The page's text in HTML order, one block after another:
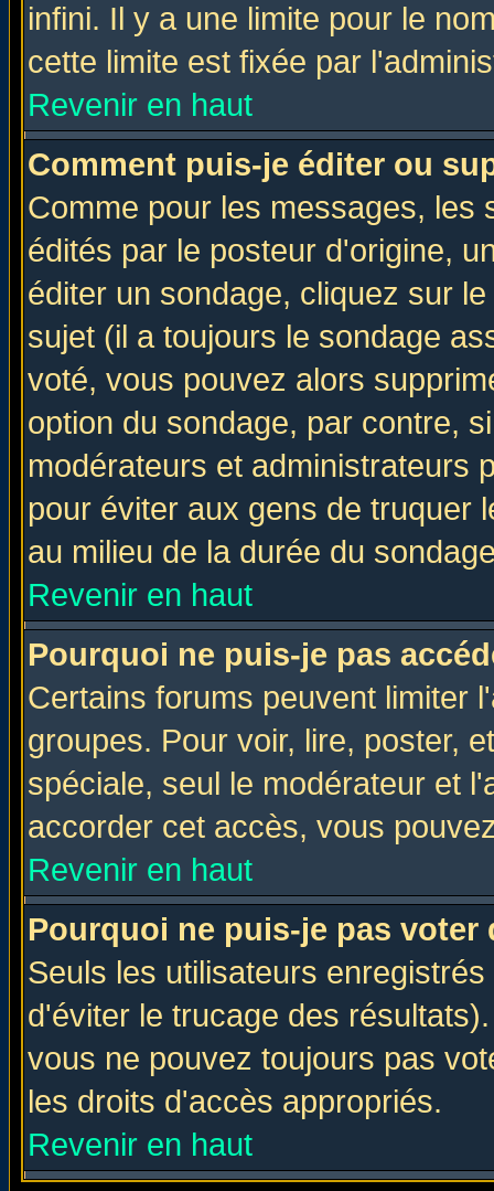
infini. Il y a une limite pour le
cette limite est fixée par
Revenir en haut
Comment puis-je éditer ou
Comme pour les messages, les
édités par le posteur d'origine,
éditer un sondage, cliquez sur
sujet (il a toujours le sondage
voté, vous pouvez alors
option du sondage, par contre,
modérateurs et administrateurs
pour éviter aux gens de truquer
au milieu de la durée du
Revenir en haut
Pourquoi ne puis-je pas
Certains forums peuvent limiter
groupes. Pour voir, lire, poster,
spéciale, seul le modérateur et
accorder cet accès, vous
Revenir en haut
Pourquoi ne puis-je pas voter
Seuls les utilisateurs
d'éviter le trucage des
vous ne pouvez toujours pas
les droits d'accès appropriés.
Revenir en haut